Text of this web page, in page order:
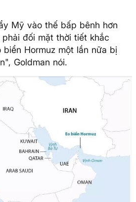
Mỹ vào thế bấp bênh hơn
đối mặt thời tiết khắc
biển Hormuz một lần nữa bị
Goldman nói.